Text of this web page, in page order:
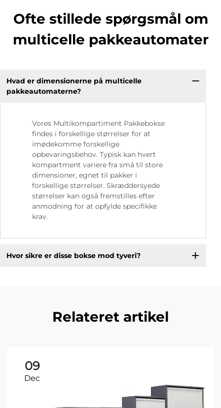
Ofte stillede spørgsmål om
multicelle pakkeautomater
Hvad er dimensionerne på multicelle
pakkeautomaterne?
Vores Multikompartiment Pakkebokse
findes i forskellige størrelser for at
imødekomme forskellige
opbevaringsbehov. Typisk kan hvert
kompartment variere fra små til store
dimensioner, egnet til pakker i
forskellige størrelser. Skræddersyede
størrelser kan også fremstilles efter
anmodning for at opfylde specifikke
krav.
Hvor sikre er disse bokse mod tyveri?
Relateret artikel
09
Dec